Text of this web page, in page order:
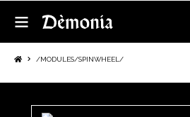
/MODULES/SPINWHEEL/